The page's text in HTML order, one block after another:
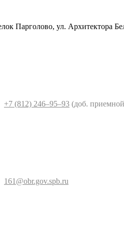
Парголово, ул. Архитектора
+7 (812) 246‒95‒93 (доб.
161@obr.gov.spb.ru